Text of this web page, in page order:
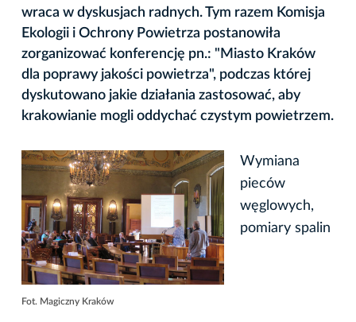
wraca w dyskusjach radnych. Tym razem Komisja
Ekologii i Ochrony Powietrza postanowiła
zorganizować konferencję pn.: "Miasto Kraków
dla poprawy jakości powietrza", podczas której
dyskutowano jakie działania zastosować, aby
krakowianie mogli oddychać czystym powietrzem.
Fot. Magiczny Kraków
Wymiana
pieców
węglowych,
pomiary spalin